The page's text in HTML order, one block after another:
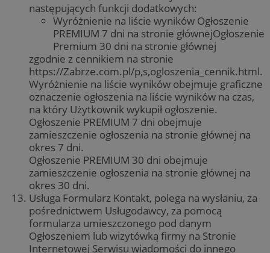
następujących funkcji dodatkowych:
Wyróżnienie na liście wyników Ogłoszenie
PREMIUM 7 dni na stronie głównejOgłoszenie
Premium 30 dni na stronie głównej
zgodnie z cennikiem na stronie
https://Zabrze.com.pl/p,s,ogloszenia_cennik.html.
Wyróżnienie na liście wyników obejmuje graficzne
oznaczenie ogłoszenia na liście wyników na czas,
na który Użytkownik wykupił ogłoszenie.
Ogłoszenie PREMIUM 7 dni obejmuje
zamieszczenie ogłoszenia na stronie głównej na
okres 7 dni.
Ogłoszenie PREMIUM 30 dni obejmuje
zamieszczenie ogłoszenia na stronie głównej na
okres 30 dni.
Usługa Formularz Kontakt, polega na wysłaniu, za
pośrednictwem Usługodawcy, za pomocą
formularza umieszczonego pod danym
Ogłoszeniem lub wizytówką firmy na Stronie
Internetowej Serwisu wiadomości do innego
Funkcjonalność
Niesklasyfikowane
Niezbędne pliki cookie umożliwiają korzystanie z
podstawowych funkcji strony internetowej, takich jak
logowanie użytkownika i zarządzanie kontem. Bez
niezbędnych plików cookie nie można prawidłowo
korzystać ze strony internetowej.
Nazwa
Provider/
Domena
Okres
przechowywania
SessID
zabrze.com.pl
QeSessID zabrze.com.pl
MvSessID zabrze.com.pl 1 rok
__cf_bm
Cloudflare
Inc.
29 minut 53
sekundy